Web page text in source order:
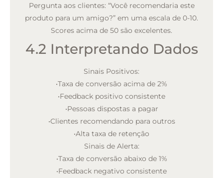
Pergunta aos clientes: “Você recomendaria este
produto para um amigo?” em uma escala de 0-10.
Scores acima de 50 são excelentes.
4.2 Interpretando Dados
Sinais Positivos:
•Taxa de conversão acima de 2%
•Feedback positivo consistente
•Pessoas dispostas a pagar
•Clientes recomendando para outros
•Alta taxa de retenção
Sinais de Alerta:
•Taxa de conversão abaixo de 1%
•Feedback negativo consistente